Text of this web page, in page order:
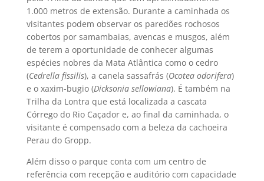
1.000 metros de extensão. Durante a caminhada os
visitantes podem observar os paredões rochosos
cobertos por samambaias, avencas e musgos, além
de terem a oportunidade de conhecer algumas
espécies nobres da Mata Atlântica como o cedro
(Cedrella fissilis), a canela sassafrás (Ocotea odorifera)
e o xaxim-bugio (Dicksonia sellowiana). É também na
Trilha da Lontra que está localizada a cascata
Córrego do Rio Caçador e, ao final da caminhada, o
visitante é compensado com a beleza da cachoeira
Perau do Gropp.
Além disso o parque conta com um centro de
referência com recepção e auditório com capacidade